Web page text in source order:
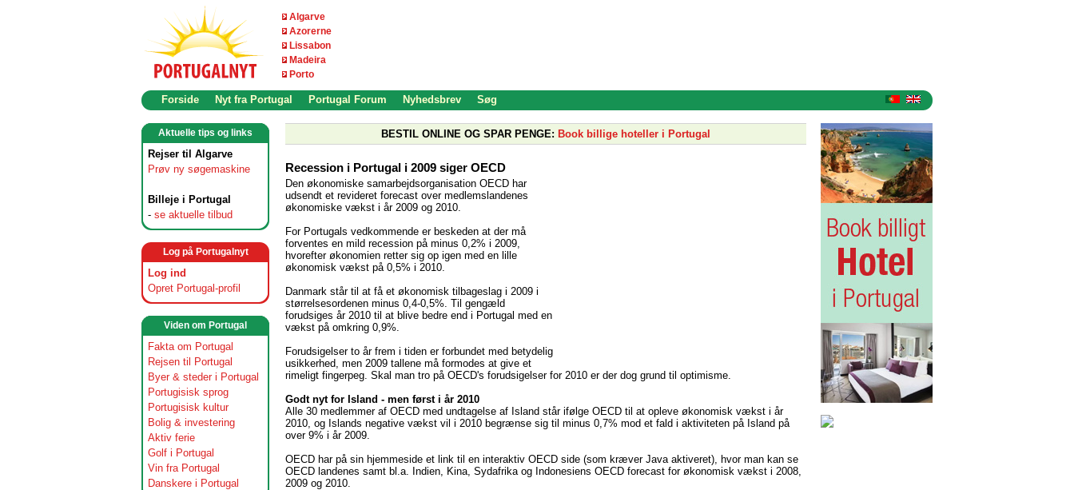
Algarve
Azorerne
Lissabon
Madeira
Porto
Forside Nyt fra Portugal Portugal Forum Nyhedsbrev Søg
Aktuelle tips og links
Rejser til Algarve
Prøv ny søgemaskine
Billeje i Portugal
- se aktuelle tilbud
Log på Portugalnyt
Log ind
Opret Portugal-profil
Viden om Portugal
Fakta om Portugal
Rejsen til Portugal
Byer & steder i Portugal
Portugisisk sprog
Portugisisk kultur
Bolig & investering
Aktiv ferie
Golf i Portugal
Vin fra Portugal
Danskere i Portugal
BESTIL ONLINE OG SPAR PENGE: Book billige hoteller i Portugal
Recession i Portugal i 2009 siger OECD
Den økonomiske samarbejdsorganisation OECD har
udsendt et revideret forecast over medlemslandenes
økonomiske vækst i år 2009 og 2010.
For Portugals vedkommende er beskeden at der må
forventes en mild recession på minus 0,2% i 2009,
hvorefter økonomien retter sig op igen med en lille
økonomisk vækst på 0,5% i 2010.
Danmark står til at få et økonomisk tilbageslag i 2009 i
størrelsesordenen minus 0,4-0,5%. Til gengæld
forudsiges år 2010 til at blive bedre end i Portugal med en
vækst på omkring 0,9%.
Forudsigelser to år frem i tiden er forbundet med betydelig
usikkerhed, men 2009 tallene må formodes at give et
rimeligt fingerpeg. Skal man tro på OECD's forudsigelser for 2010 er der dog grund til optimisme.
Godt nyt for Island - men først i år 2010
Alle 30 medlemmer af OECD med undtagelse af Island står ifølge OECD til at opleve økonomisk vækst i år
2010, og Islands negative vækst vil i 2010 begrænse sig til minus 0,7% mod et fald i aktiviteten på Island på
over 9% i år 2009.
OECD har på sin hjemmeside et link til en interaktiv OECD side (som kræver Java aktiveret), hvor man kan se
OECD landenes samt bl.a. Indien, Kina, Sydafrika og Indonesiens OECD forecast for økonomisk vækst i 2008,
2009 og 2010.